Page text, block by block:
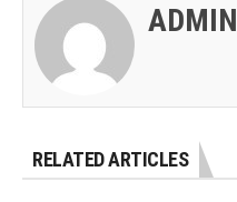
ADMIN
RELATED ARTICLES